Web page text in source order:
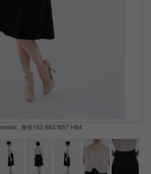
model : 身長163 B83 W57 H84